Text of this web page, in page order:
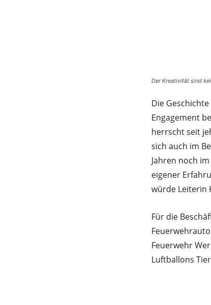
Der Kreativität sind
Die
Engagement
herrscht seit
sich auch im
Jahren noch
eigener
würde Leiterin
Für die
Feuerwehr
Luftballons